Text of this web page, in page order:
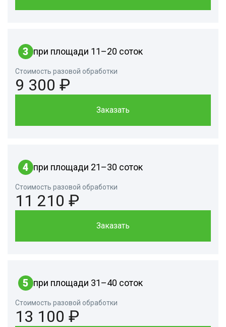
3 при площади 11–20 соток
Стоимость разовой обработки
9 300 ₽
Заказать
4 при площади 21–30 соток
Стоимость разовой обработки
11 210 ₽
Заказать
5 при площади 31–40 соток
Стоимость разовой обработки
13 100 ₽